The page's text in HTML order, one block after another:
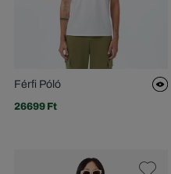
Férfi Póló
26699 Ft